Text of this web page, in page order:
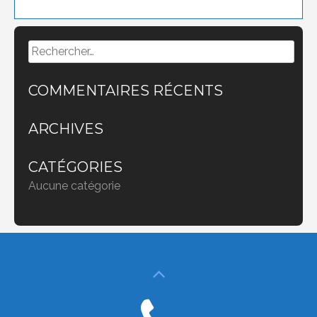
Rechercher :
COMMENTAIRES RÉCENTS
ARCHIVES
CATÉGORIES
Aucune catégorie